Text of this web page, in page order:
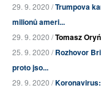
29. 9. 2020 /Trumpova
milionů ameri...
29. 9. 2020 /Tomasz
25. 9. 2020 /Rozhovor
proto jso...
29. 9. 2020 /